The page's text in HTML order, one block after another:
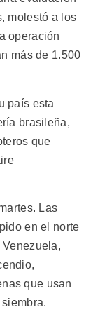
molestó a los
operación
más de 1.500
país esta
brasileña,
que
Las
en el norte
que usan